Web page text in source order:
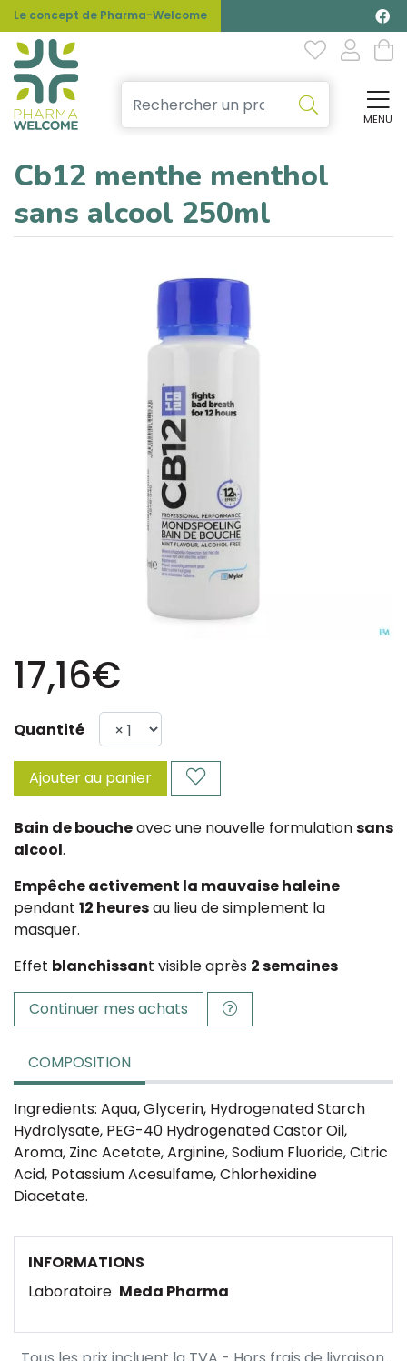
Le concept de Pharma-Welcome
MENU
Cb12 menthe menthol
sans alcool 250ml
17,16€
Quantité
Ajouter au panier
Bain de boucheavec une nouvelle formulationsans
alcool.
Empêche activement la mauvaise haleine
pendant 12 heuresau lieu de simplement la
masquer.
Effet blanchissant visible après 2 semaines
Continuer mes achats
COMPOSITION
Ingredients: Aqua, Glycerin, Hydrogenated Starch
Hydrolysate, PEG-40 Hydrogenated Castor Oil,
Aroma, Zinc Acetate, Arginine, Sodium Fluoride, Citric
Acid, Potassium Acesulfame, Chlorhexidine
Diacetate.
INFORMATIONS
Laboratoire Meda Pharma